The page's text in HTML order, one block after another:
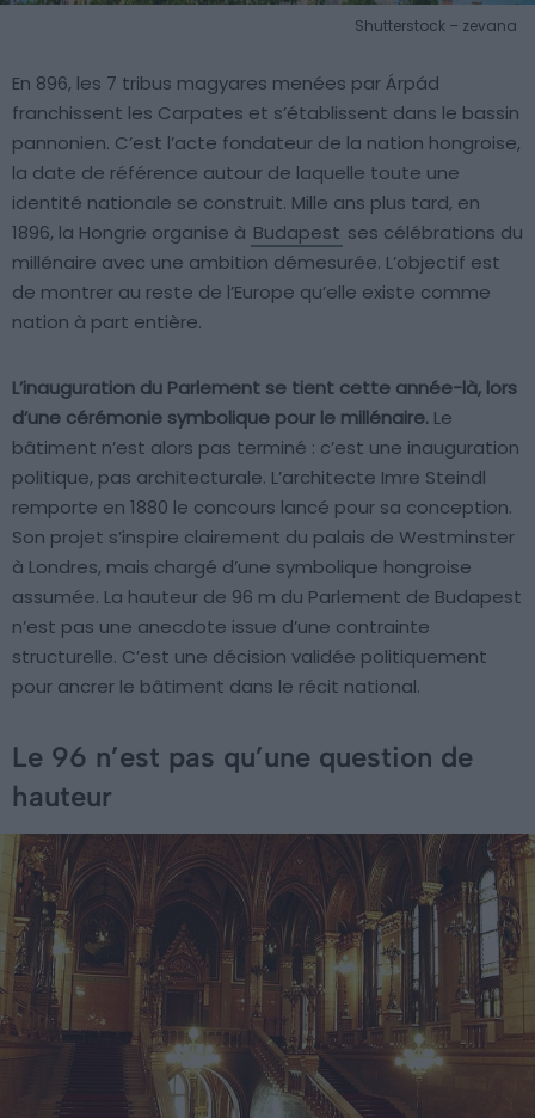
Shutterstock – zevana
En 896, les 7 tribus magyares menées par Árpád
franchissent les Carpates et s’établissent dans le bassin
pannonien. C’est l’acte fondateur de la nation hongroise,
la date de référence autour de laquelle toute une
identité nationale se construit. Mille ans plus tard, en
1896, la Hongrie organise à Budapest ses célébrations du
millénaire avec une ambition démesurée. L’objectif est
de montrer au reste de l’Europe qu’elle existe comme
nation à part entière.
L’inauguration du Parlement se tient cette année-là, lors
d’une cérémonie symbolique pour le millénaire. Le
bâtiment n’est alors pas terminé : c’est une inauguration
politique, pas architecturale. L’architecte Imre Steindl
remporte en 1880 le concours lancé pour sa conception.
Son projet s’inspire clairement du palais de Westminster
à Londres, mais chargé d’une symbolique hongroise
assumée. La hauteur de 96 m du Parlement de Budapest
n’est pas une anecdote issue d’une contrainte
structurelle. C’est une décision validée politiquement
pour ancrer le bâtiment dans le récit national.
Le 96 n’est pas qu’une question de
hauteur